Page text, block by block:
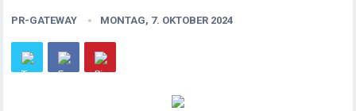
PR-GATEWAY MONTAG, 7. OKTOBER 2024